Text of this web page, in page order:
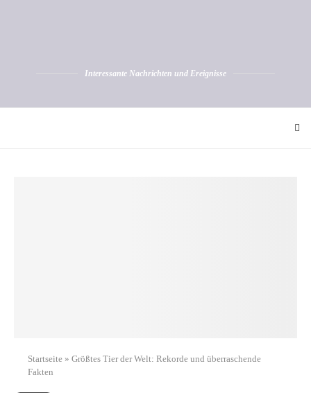
Interessante Nachrichten und Ereignisse
Startseite » Größtes Tier der Welt: Rekorde und überraschende
Fakten